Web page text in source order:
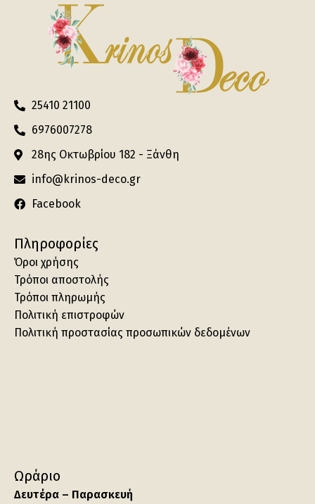
25410 21100
6976007278
28ης Οκτωβρίου 182 - Ξάνθη
info@krinos-deco.gr
Facebook
Πληροφορίες
Όροι χρήσης
Τρόποι αποστολής
Τρόποι πληρωμής
Πολιτική επιστροφών
Πολιτική προστασίας προσωπικών δεδομένων
Ωράριο
Δευτέρα – Παρασκευή